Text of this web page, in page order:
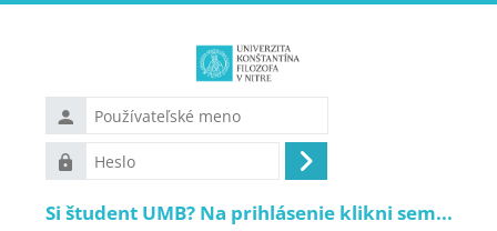
Používateľské
meno
Heslo
Prihlásiť
sa
Si študent UMB? Na prihlásenie klikni sem...